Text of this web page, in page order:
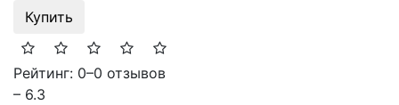
Купить
Рейтинг: 0–0 отзывов
– 6.3